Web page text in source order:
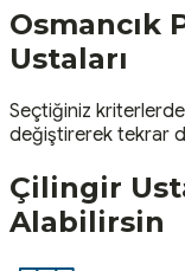
Osmancık
Ustaları
Seçtiğiniz
değiştirerek tekrar
Çilingir
Alabilirsin